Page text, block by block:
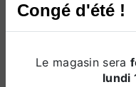
Congé d'été !
Le magasin sera
lundi